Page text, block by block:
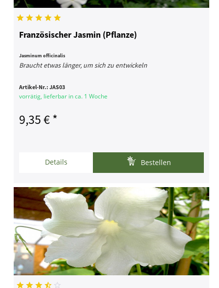
Französischer Jasmin (Pflanze)
Jasminum officinalis
Braucht etwas länger, um sich zu entwickeln
Artikel-Nr.:JAS03
vorrätig, lieferbar in ca. 1 Woche
9,35 € *
Details Bestellen